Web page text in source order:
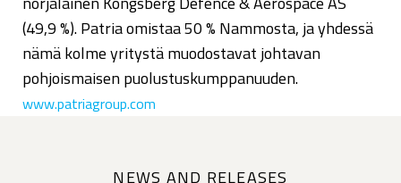
(49,9 %). Patria omistaa 50 % Nammosta, ja yhdessä
nämä kolme yritystä muodostavat johtavan
pohjoismaisen puolustuskumppanuuden.
www.patriagroup.com
NEWS AND RELEASES